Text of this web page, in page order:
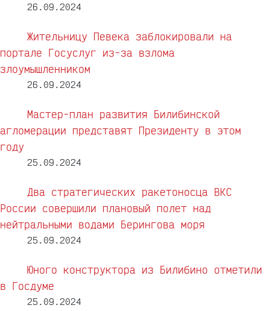
26.09.2024
Жительницу Певека заблокировали на
портале Госуслуг из-за взлома
злоумышленником
26.09.2024
Мастер-план развития Билибинской
агломерации представят Президенту в этом
году
25.09.2024
Два стратегических ракетоносца ВКС
России совершили плановый полет над
нейтральными водами Берингова моря
25.09.2024
Юного конструктора из Билибино отметили
в Госдуме
25.09.2024